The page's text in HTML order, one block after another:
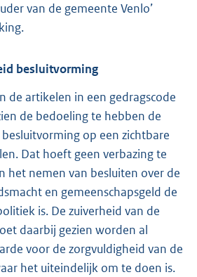
van de gemeente Venlo’
besluitvorming
de artikelen in een gedragscode
de bedoeling te hebben de
op een zichtbare
Dat hoeft geen verbazing te
het nemen van besluiten over de
en gemeenschapsgeld de
is. De zuiverheid van de
daarbij gezien worden al
voor de zorgvuldigheid van de
het uiteindelijk om te doen is.